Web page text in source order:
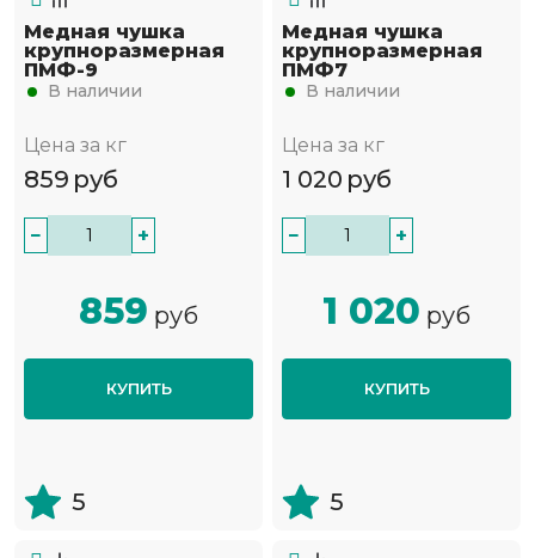
Медная чушка
крупноразмерная
ПМФ-9
В наличии
Цена за кг
859 руб
− +
859 руб
КУПИТЬ
5
Медная чушка
крупноразмерная
ПМФ7
В наличии
Цена за кг
1 020 руб
− +
1 020 руб
КУПИТЬ
5